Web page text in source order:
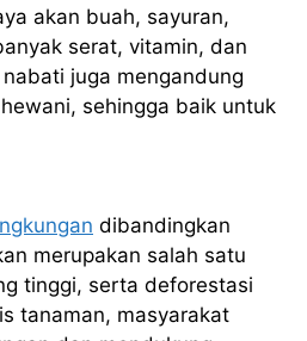
akan buah, sayuran,
serat, vitamin, dan
juga mengandung
sehingga baik untuk
dibandingkan
merupakan salah satu
tinggi, serta deforestasi
tanaman, masyarakat